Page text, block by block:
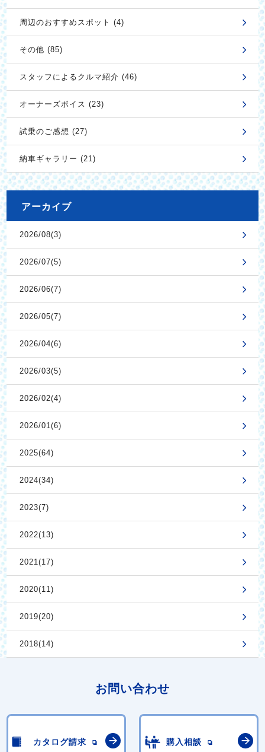
周辺のおすすめスポット (4)
その他 (85)
スタッフによるクルマ紹介 (46)
オーナーズボイス (23)
試乗のご感想 (27)
納車ギャラリー (21)
アーカイブ
2026/08(3)
2026/07(5)
2026/06(7)
2026/05(7)
2026/04(6)
2026/03(5)
2026/02(4)
2026/01(6)
2025(64)
2024(34)
2023(7)
2022(13)
2021(17)
2020(11)
2019(20)
2018(14)
お問い合わせ
カタログ請求 購入相談